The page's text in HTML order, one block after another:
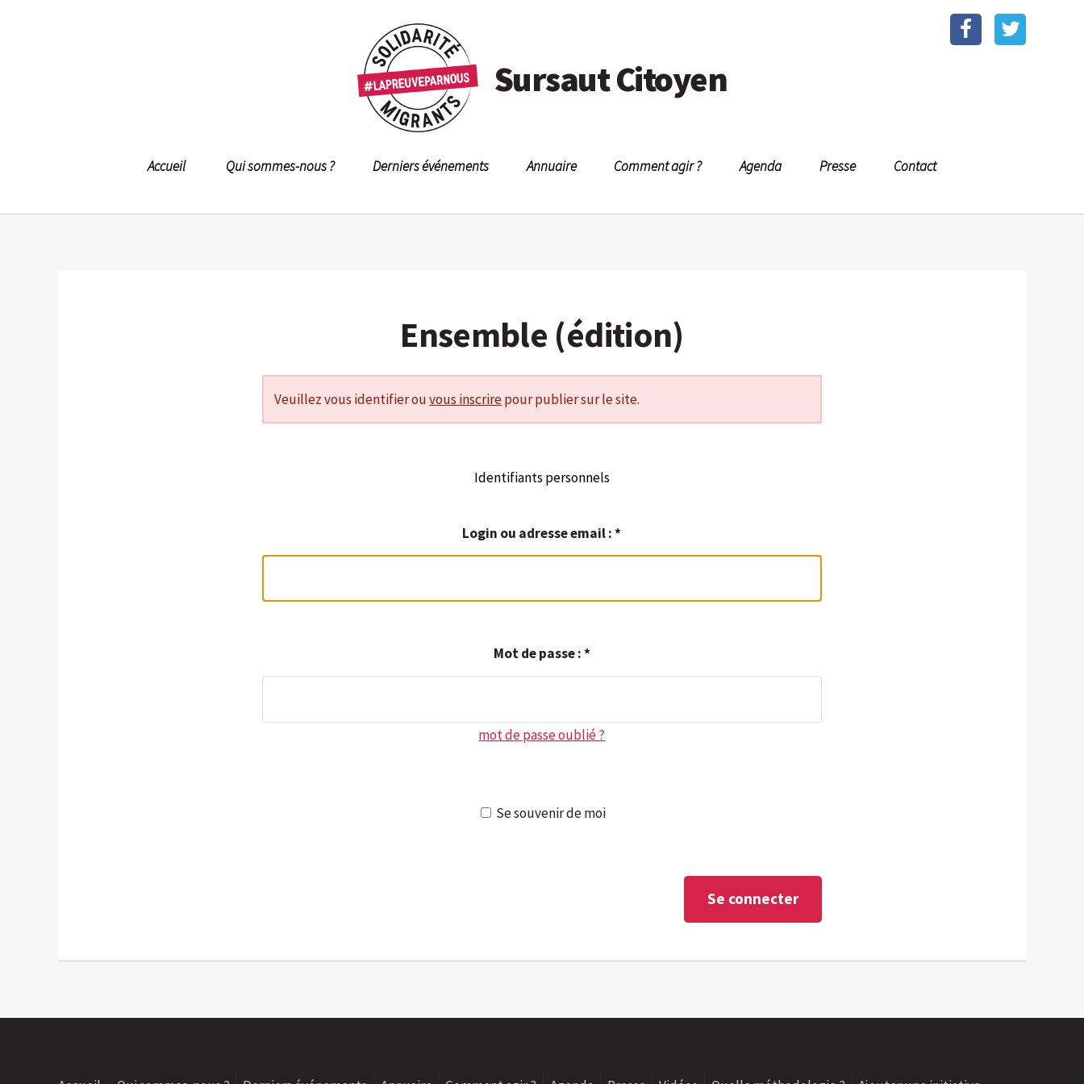
Sursaut Citoyen
Accueil Qui sommes-nous ? Derniers événements Annuaire Comment agir ? Agenda Presse Contact
Ensemble (édition)
Veuillez vous identifier ouvous inscrirepour publier sur le site.
Identifiants personnels
Login ou adresse email :*
Mot de passe :*
mot de passe oublié ?
Se souvenir de moi